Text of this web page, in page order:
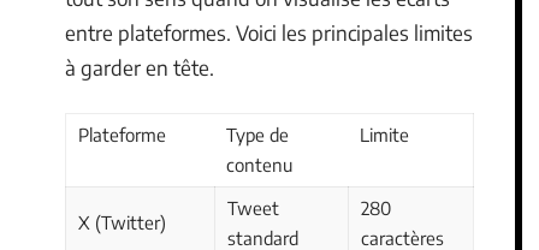
entre plateformes. Voici les principales limites
à garder en tête.
Plateforme
Type de
contenu
Limite
X (Twitter)
Tweet
standard
280
caractères